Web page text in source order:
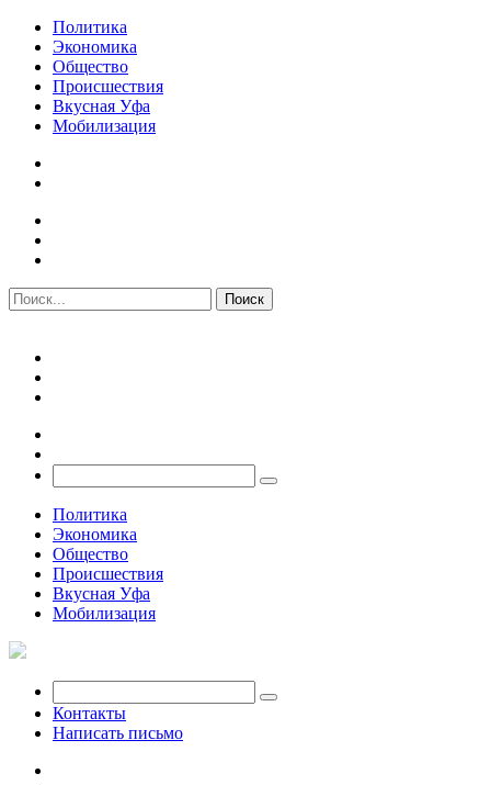
Политика
Экономика
Общество
Происшествия
Вкусная Уфа
Мобилизация
Политика
Экономика
Общество
Происшествия
Вкусная Уфа
Мобилизация
Контакты
Написать письмо